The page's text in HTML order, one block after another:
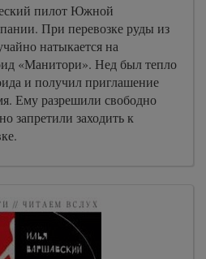
пилот Южной
При перевозке руды из
натыкается на
«Манитори». Нед был тепло
и получил приглашение
Ему разрешили свободно
запретили заходить к